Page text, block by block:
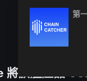
旗艦產品
第